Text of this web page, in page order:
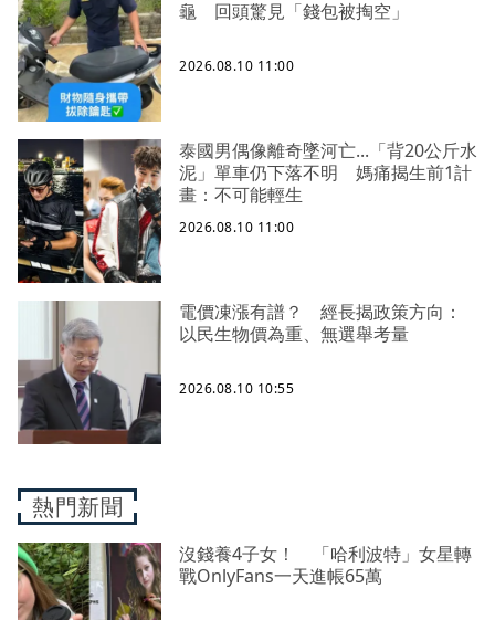
龜 回頭驚見「錢包被掏空」
2026.08.10 11:00
泰國男偶像離奇墜河亡...「背20公斤水
泥」單車仍下落不明 媽痛揭生前1計
畫：不可能輕生
2026.08.10 11:00
電價凍漲有譜？ 經長揭政策方向：
以民生物價為重、無選舉考量
2026.08.10 10:55
熱門新聞
沒錢養4子女！ 「哈利波特」女星轉
戰OnlyFans一天進帳65萬